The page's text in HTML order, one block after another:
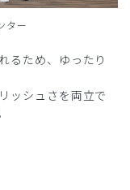
ター
るため、ゆったり
ッシュさを両立で